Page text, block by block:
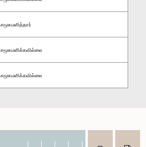
சமூகமளித்தார்
சமூகமளிக்கவில்லை
சமூகமளிக்கவில்லை